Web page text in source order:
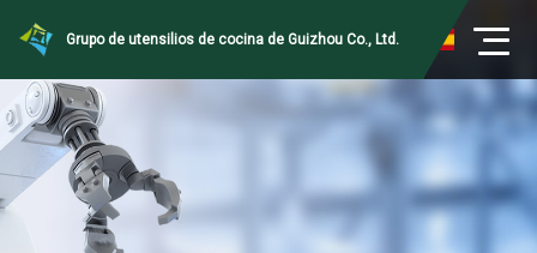
Grupo de utensilios de cocina de Guizhou Co., Ltd.